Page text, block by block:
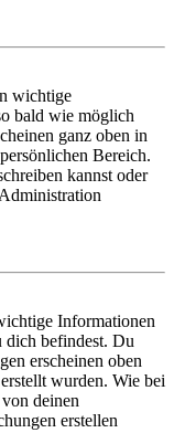
wichtige
bald wie möglich
ganz oben in
Bereich.
kannst oder
Informationen
dich befindest. Du
erscheinen oben
wurden. Wie bei
deinen
erstellen